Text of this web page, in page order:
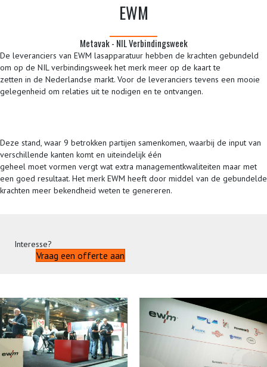
EWM
Metavak - NIL Verbindingsweek
De leveranciers van EWM lasapparatuur hebben de krachten gebundeld
om op de NIL verbindingsweek het merk meer op de kaart te
zetten in de Nederlandse markt. Voor de leveranciers tevens een mooie
gelegenheid om relaties uit te nodigen en te ontvangen.
Deze stand, waar 9 betrokken partijen samenkomen, waarbij de input van
verschillende kanten komt en uiteindelijk één
geheel moet vormen vergt wat extra managementkwaliteiten maar met
een goed resultaat. Het merk EWM heeft door middel van de gebundelde
krachten meer bekendheid weten te genereren.
Interesse?
Vraag een offerte aan